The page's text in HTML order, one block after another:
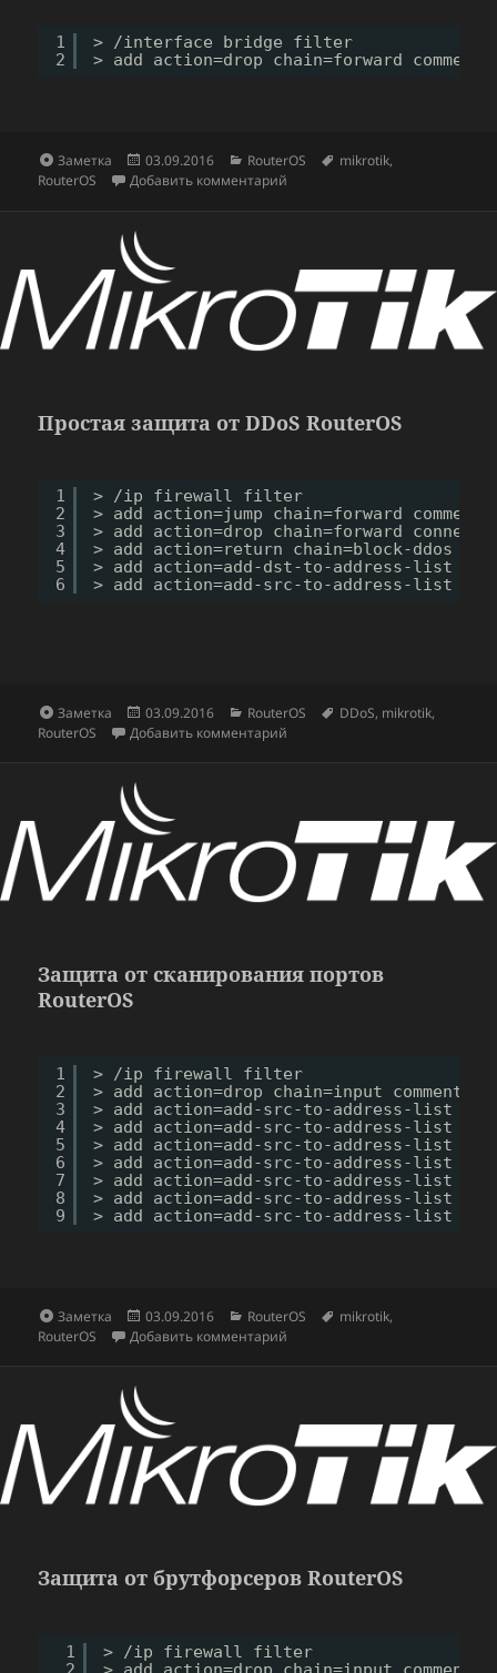
1
2
> /interface
bridge filter
> add action=drop chain=forward comment=
Формат
Заметка Опубликовано
03.09.2016 Рубрики
RouterOS Метки
mikrotik,
RouterOS
Добавить комментарий
Простая защита от DDoS RouterOS
1
2
3
4
5
6
> /ip firewall filter
> add action=jump chain=forward comment=
> add action=drop chain=forward
> add action=return chain=block-ddos
> add action=add-dst-to-address-list
> add action=add-src-to-address-list
Формат
Заметка Опубликовано
03.09.2016 Рубрики
RouterOS Метки
DDoS, mikrotik,
RouterOS
Добавить комментарий
Защита от сканирования портов
RouterOS
1
2
3
4
5
6
7
8
9
> /ip
firewall filter
> add action=drop chain=input comment=
> add action=add-src-to-address-list
> add action=add-src-to-address-list
> add action=add-src-to-address-list
> add action=add-src-to-address-list
> add action=add-src-to-address-list
> add action=add-src-to-address-list
> add action=add-src-to-address-list
Формат
Заметка Опубликовано
03.09.2016 Рубрики
RouterOS Метки
mikrotik,
RouterOS
Добавить комментарий
Защита от брутфорсеров RouterOS
1
> /ip
firewall filter